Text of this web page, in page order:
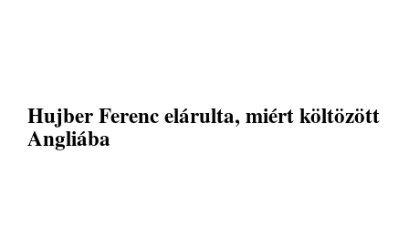
Hujber Ferenc elárulta, miért költözött
Angliába